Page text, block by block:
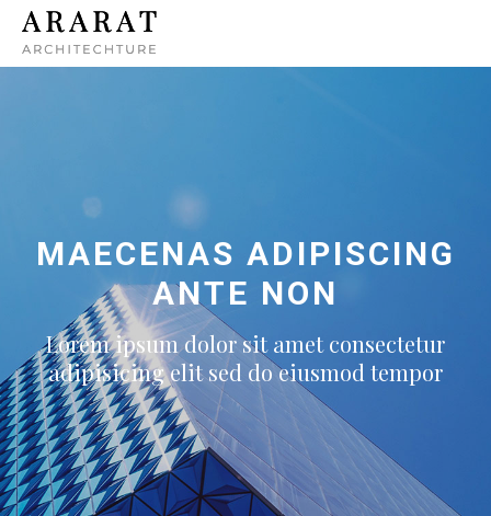
MAECENAS ADIPISCING
ANTE NON
Lorem ipsum dolor sit amet consectetur
adipisicing elit sed do eiusmod tempor